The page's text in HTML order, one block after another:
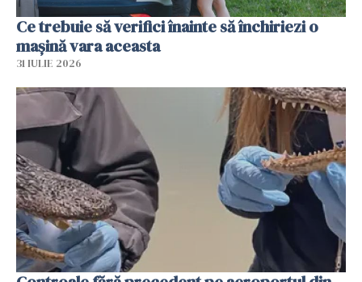
Ce trebuie să verifici înainte să închiriezi o
mașină vara aceasta
31 IULIE 2026